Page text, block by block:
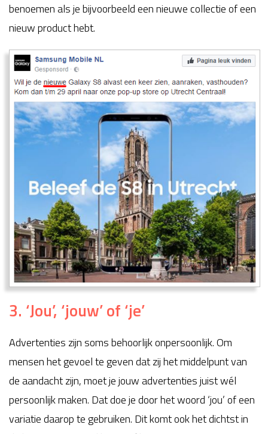
benoemen als je bijvoorbeeld een nieuwe collectie of een
nieuw product hebt.
3. ‘Jou’, ‘jouw’ of ‘je’
Advertenties zijn soms behoorlijk onpersoonlijk. Om
mensen het gevoel te geven dat zij het middelpunt van
de aandacht zijn, moet je jouw advertenties juist wél
persoonlijk maken. Dat doe je door het woord ‘jou’ of een
variatie daarop te gebruiken. Dit komt ook het dichtst in